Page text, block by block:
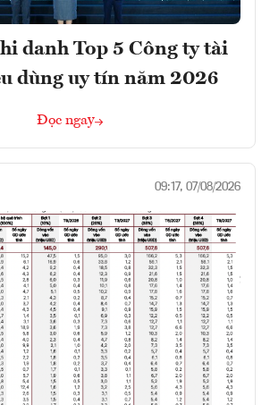
danh Top 5 Công ty tài
dùng uy tín năm 2026
Đọc ngay
09:17, 07/08/2026